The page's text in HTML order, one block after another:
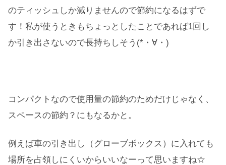
のティッシュしか減りませんので節約になるはずで
す！私が使うときもちょっとしたことであれば1回し
か引き出さないので長持ちしそう(*・∀・)
コンパクトなので使用量の節約のためだけじゃなく、
スペースの節約？にもなるかと。
例えば車の引き出し（グローブボックス）に入れても
場所を占領しにくいからいいなーって思いますね☆